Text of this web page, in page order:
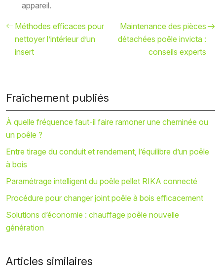
appareil.
Méthodes efficaces pour
nettoyer l’intérieur d’un
insert
Maintenance des pièces
détachées poêle invicta :
conseils experts
Fraîchement publiés
À quelle fréquence faut-il faire ramoner une cheminée ou
un poêle ?
Entre tirage du conduit et rendement, l’équilibre d’un poêle
à bois
Paramétrage intelligent du poêle pellet RIKA connecté
Procédure pour changer joint poêle à bois efficacement
Solutions d’économie : chauffage poêle nouvelle
génération
Articles similaires